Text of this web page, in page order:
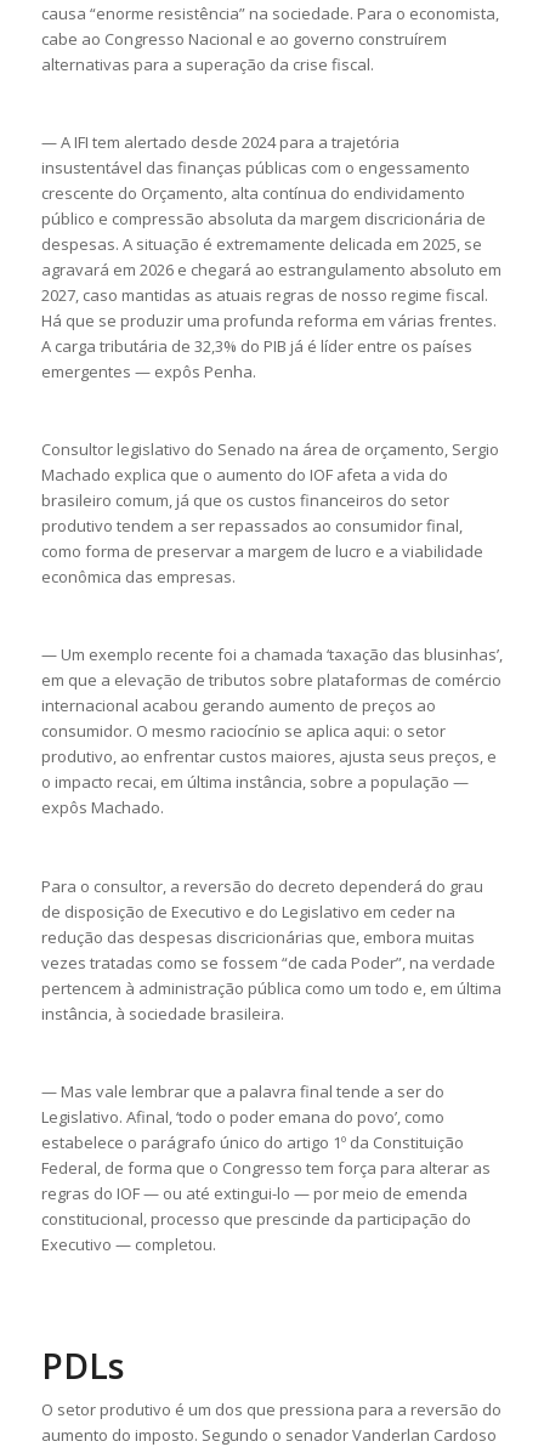
causa “enorme resistência” na sociedade. Para o economista,
cabe ao Congresso Nacional e ao governo construírem
alternativas para a superação da crise fiscal.
— A IFI tem alertado desde 2024 para a trajetória
insustentável das finanças públicas com o engessamento
crescente do Orçamento, alta contínua do endividamento
público e compressão absoluta da margem discricionária de
despesas. A situação é extremamente delicada em 2025, se
agravará em 2026 e chegará ao estrangulamento absoluto em
2027, caso mantidas as atuais regras de nosso regime fiscal.
Há que se produzir uma profunda reforma em várias frentes.
A carga tributária de 32,3% do PIB já é líder entre os países
emergentes — expôs Penha.
Consultor legislativo do Senado na área de orçamento, Sergio
Machado explica que o aumento do IOF afeta a vida do
brasileiro comum, já que os custos financeiros do setor
produtivo tendem a ser repassados ao consumidor final,
como forma de preservar a margem de lucro e a viabilidade
econômica das empresas.
— Um exemplo recente foi a chamada ‘taxação das blusinhas’,
em que a elevação de tributos sobre plataformas de comércio
internacional acabou gerando aumento de preços ao
consumidor. O mesmo raciocínio se aplica aqui: o setor
produtivo, ao enfrentar custos maiores, ajusta seus preços, e
o impacto recai, em última instância, sobre a população —
expôs Machado.
Para o consultor, a reversão do decreto dependerá do grau
de disposição de Executivo e do Legislativo em ceder na
redução das despesas discricionárias que, embora muitas
vezes tratadas como se fossem “de cada Poder”, na verdade
pertencem à administração pública como um todo e, em última
instância, à sociedade brasileira.
— Mas vale lembrar que a palavra final tende a ser do
Legislativo. Afinal, ‘todo o poder emana do povo’, como
estabelece o parágrafo único do artigo 1º da Constituição
Federal, de forma que o Congresso tem força para alterar as
regras do IOF — ou até extingui-lo — por meio de emenda
constitucional, processo que prescinde da participação do
Executivo — completou.
PDLs
O setor produtivo é um dos que pressiona para a reversão do
aumento do imposto. Segundo o senador Vanderlan Cardoso